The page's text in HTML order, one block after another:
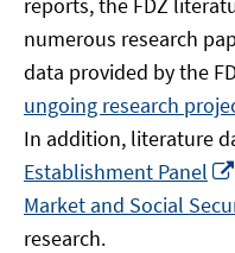
öffnen
numerous research
data provided by the
ungoing research
In addition, literature
Establishment Panel
Market and Social
research.